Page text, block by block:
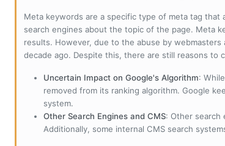
Meta keywords are a specific type of meta tag
search engines about the topic of the page. Meta
results. However, due to the abuse by
decade ago. Despite this, there are still reasons to
Uncertain Impact on Google's Algorithm:
removed from its ranking algorithm. Google
system.
Other Search Engines and CMS: Other search
Additionally, some internal CMS search